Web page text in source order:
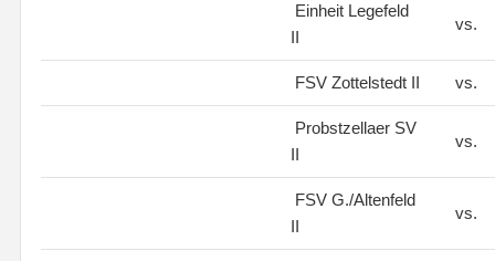
Einheit Legefeld
II
vs.
FSV Zottelstedt II vs.
Probstzellaer SV
II
vs.
FSV G./Altenfeld
II
vs.